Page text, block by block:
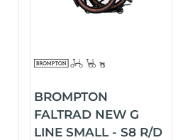
BROMPTON
FALTRAD NEW G
LINE SMALL - S8 R/D